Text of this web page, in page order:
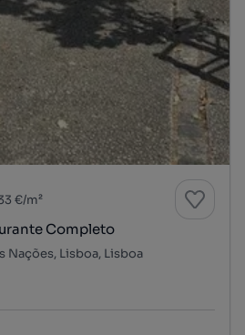
€/m²
Completo
Nações, Lisboa, Lisboa